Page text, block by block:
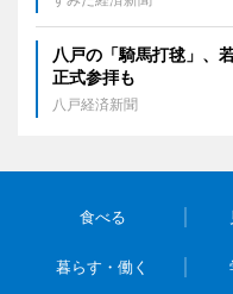
八戸の「騎馬打毬」
正式参拝も
八戸経済新聞
食べる
暮らす・働く